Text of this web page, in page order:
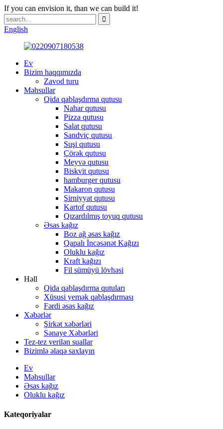
If you can envision it, than we can build it!
English
Ev
Bizim haqqımızda
Zavod turu
Məhsullar
Qida qablaşdırma qutusu
Nahar qutusu
Pizza qutusu
Salat qutusu
Sandviç qutusu
Suşi qutusu
Çörək qutusu
Meyvə qutusu
Biskvit qutusu
hamburger qutusu
Makaron qutusu
Şirniyyat qutusu
Kartof qutusu
Qızardılmış toyuq qutusu
Əsas kağız
Boz ağ əsas kağız
Qapalı İncəsənət Kağızı
Oluklu kağız
Kraft kağızı
Fil sümüyü lövhəsi
Həll
Qida qablaşdırma qutuları
Xüsusi yemək qablaşdırması
Fərdi əsas kağız
Xəbərlər
Şirkət xəbərləri
Sənaye Xəbərləri
Tez-tez verilən suallar
Bizimlə əlaqə saxlayın
Ev
Məhsullar
Əsas kağız
Oluklu kağız
Kateqoriyalar